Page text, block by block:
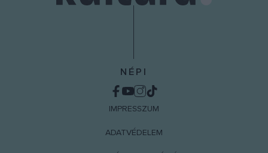
NÉPI
IMPRESSZUM
ADATVÉDELEM